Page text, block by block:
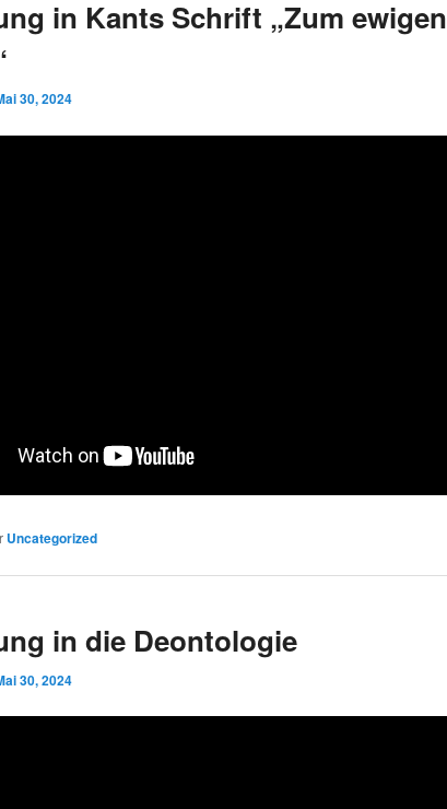
in Kants Schrift „Zum ewigen
30, 2024
Uncategorized
in die Deontologie
30, 2024